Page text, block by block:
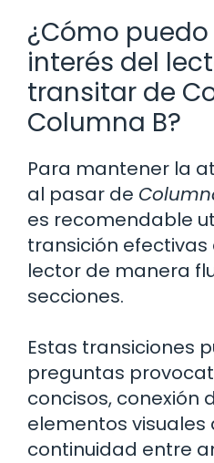
¿Cómo
interés del
transitar de
Columna B?
Para mantener la
al pasar de
es recomendable
transición efectivas
lector de manera
secciones.
Estas transiciones
preguntas
concisos, conexión
elementos visuales
continuidad entre